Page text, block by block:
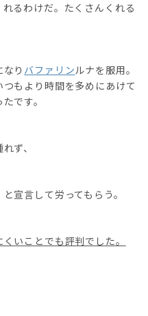
るわけだ。たくさんくれる
り バファリンルナを服用。
もより時間を多めにあけて
です。
ず、
宣言して労ってもらう。
いことでも評判でした。